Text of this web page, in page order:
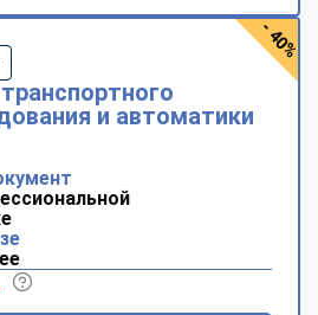
и автоматики
- 40%